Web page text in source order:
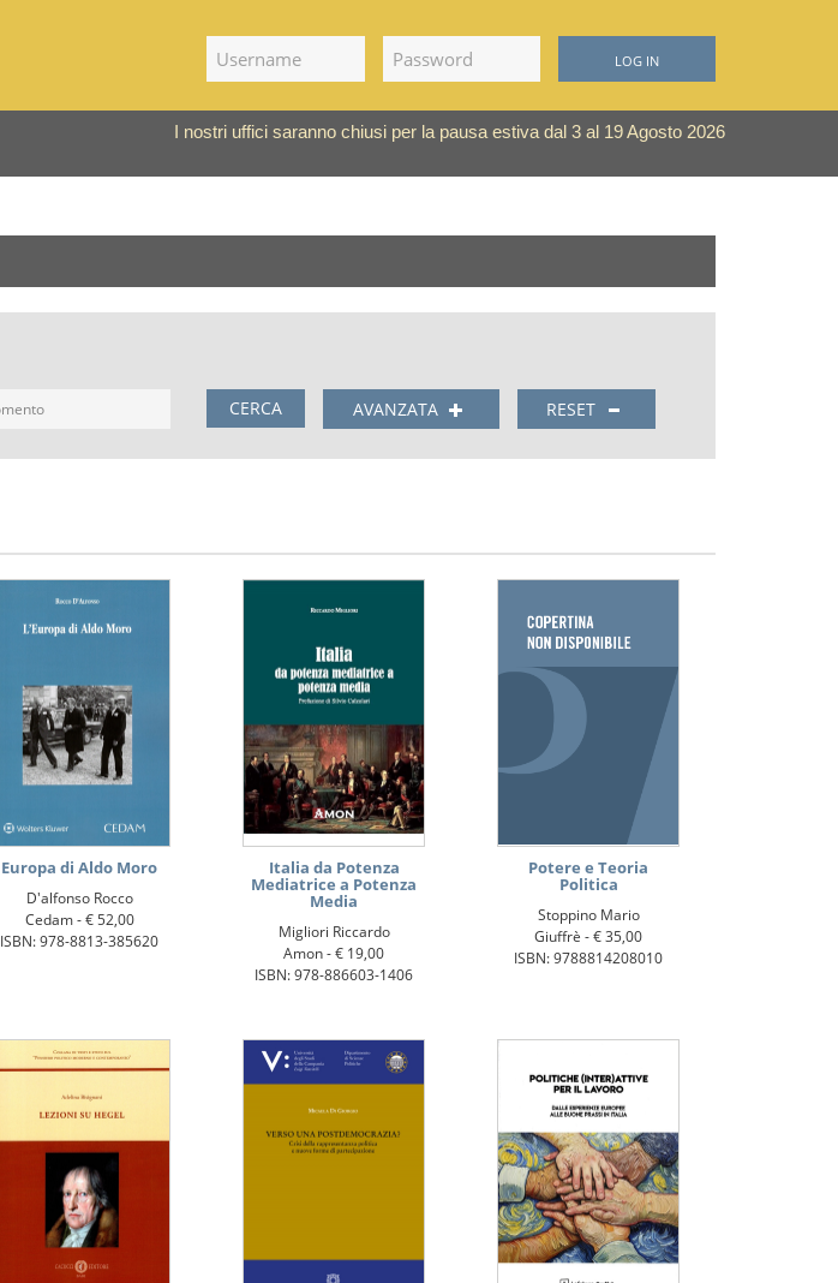
LOG IN
I nostri uffici saranno chiusi per la pausa estiva dal 3 al 19 Agosto 2026
CERCA AVANZATA RESET
Europa di Aldo Moro
D'alfonso Rocco
Cedam -€ 52,00
ISBN: 978-8813-385620
Italia da Potenza
Mediatrice a Potenza
Media
Migliori Riccardo
Amon -€ 19,00
ISBN: 978-886603-1406
Potere e Teoria
Politica
Stoppino Mario
Giuffrè -€ 35,00
ISBN: 9788814208010